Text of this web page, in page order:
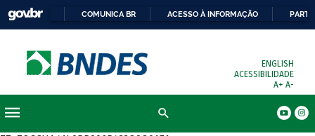
COMUNICA BR ACESSO À INFORMAÇÃO
ENGLISH
ACESSIBILIDADE
A+ A-